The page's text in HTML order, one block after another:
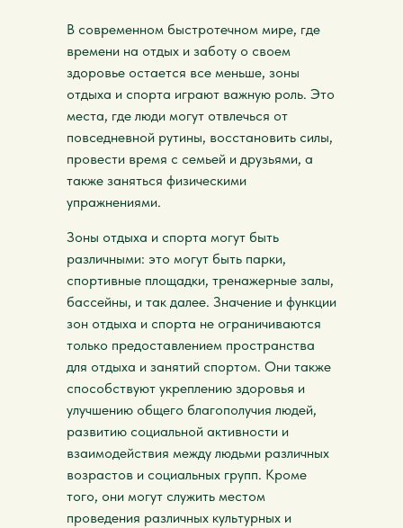
В современном быстротечном мире, где
времени на отдых и заботу о своем
здоровье остается все меньше, зоны
отдыха и спорта играют важную роль. Это
места, где люди могут отвлечься от
повседневной рутины, восстановить силы,
провести время с семьей и друзьями, а
также заняться физическими
упражнениями.
Зоны отдыха и спорта могут быть
различными: это могут быть парки,
спортивные площадки, тренажерные залы,
бассейны, и так далее. Значение и функции
зон отдыха и спорта не ограничиваются
только предоставлением пространства
для отдыха и занятий спортом. Они также
способствуют укреплению здоровья и
улучшению общего благополучия людей,
развитию социальной активности и
взаимодействия между людьми различных
возрастов и социальных групп. Кроме
того, они могут служить местом
проведения различных культурных и